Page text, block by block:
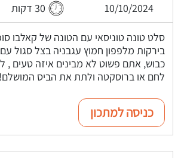
10/10/2024 30 דקות
סלט טונה טוניסאי עם הטונה של קאלבו
בירקות מלפפון חמוץ עגבניה בצל סגול עם
כבוש, אתם פשוט לא מבינים איזה טעים ,
לחם או ברוסקטה ולתת את הביס המושלם!
כניסה למתכון